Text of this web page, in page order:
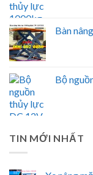
Bàn
Bộ
TIN MỚI NHẤT